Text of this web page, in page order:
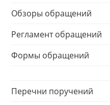
Обзоры обращений
Регламент обращений
Формы обращений
Перечни поручений